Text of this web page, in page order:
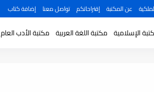
عن المكتبة إقتراحاتكم تواصل معنا إضافة كتاب
الإسلامية مكتبة اللغة العربية مكتبة الأدب العام